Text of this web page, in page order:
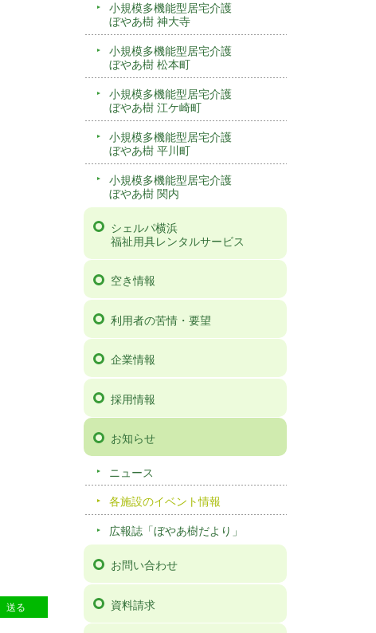
送る
小規模多機能型居宅介護
ぼやあ樹 神大寺
小規模多機能型居宅介護
ぼやあ樹 松本町
小規模多機能型居宅介護
ぼやあ樹 江ケ崎町
小規模多機能型居宅介護
ぼやあ樹 平川町
小規模多機能型居宅介護
ぼやあ樹 関内
シェルパ横浜
福祉用具レンタルサービス
空き情報
利用者の苦情・要望
企業情報
採用情報
お知らせ
ニュース
各施設のイベント情報
広報誌「ぼやあ樹だより」
お問い合わせ
資料請求